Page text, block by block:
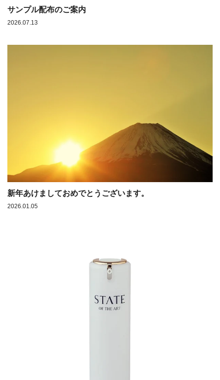
サンプル配布のご案内
2026.07.13
新年あけましておめでとうございます。
2026.01.05